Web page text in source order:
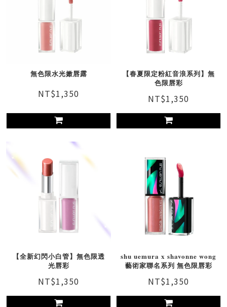
無色限水光嫩唇露
NT$1,350
【春夏限定粉紅音浪系列】無
色限唇彩
NT$1,350
【全新幻閃小白管】無色限透
光唇彩
NT$1,350
shu uemura x shavonne wong
藝術家聯名系列 無色限唇彩
NT$1,350